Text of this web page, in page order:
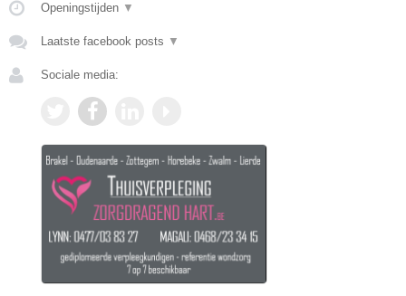
Openingstijden ▼
Laatste facebook posts ▼
Sociale media: